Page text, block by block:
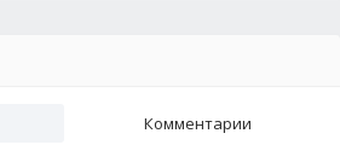
Комментарии